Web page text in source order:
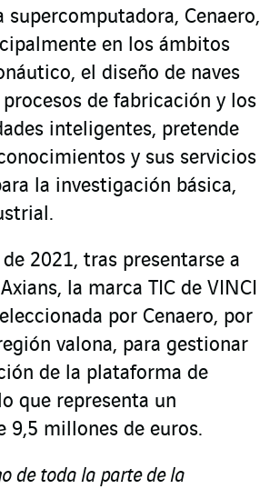
supercomputadora, Cenaero,
en los ámbitos
el diseño de naves
de fabricación y los
inteligentes, pretende
y sus servicios
la investigación básica,
2021, tras presentarse a
la marca TIC de VINCI
por Cenaero, por
valona, para gestionar
de la plataforma de
que representa un
9,5 millones de euros.
de toda la parte de la